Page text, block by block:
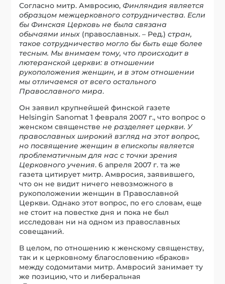
Согласно митр. Амвросию,Финляндия является
образцом межцерковного сотрудничества. Если
бы Финская Церковь не была связана
обычаями иных (православных. – Ред.)стран,
такое сотрудничество могло бы быть еще более
тесным. Мы внимаем тому, что происходит в
лютеранской церкви: в отношении
рукоположения женщин, и в этом отношении
мы отличаемся от всего остального
Православного мира.
Он заявил крупнейшей финской газете
Helsingin Sanomat 1 февраля 2007 г., что вопрос о
женском священствене разделяет церкви. У
православных широкий взгляд на этот вопрос,
но посвящение женщин в епископы является
проблематичным для нас с точки зрения
Церковного учения. 6 апреля 2007 г. та же
газета цитирует митр. Амвросия, заявившего,
что он не видит ничего невозможного в
рукоположении женщин в Православной
Церкви. Однако этот вопрос, по его словам, еще
не стоит на повестке дня и пока не был
исследован ни на одном из православных
совещаний.
В целом, по отношению к женскому священству,
так и к церковному благословению «браков»
между содомитами митр. Амвросий занимает ту
же позицию, что и либеральная